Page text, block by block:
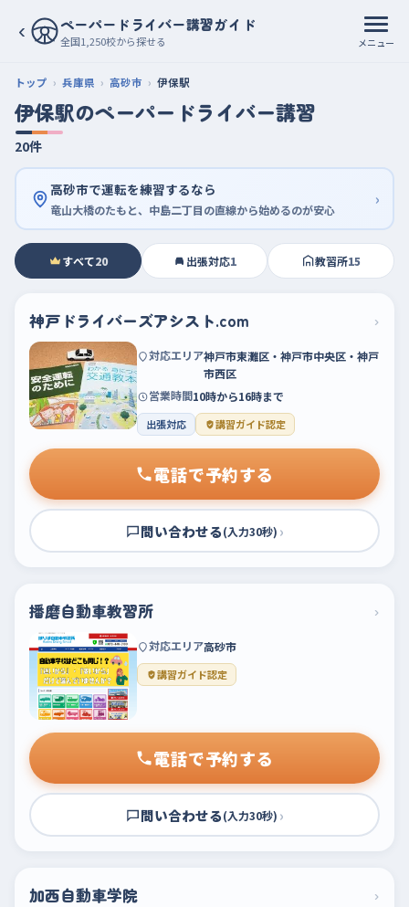
‹ ペーパードライバー講習ガイド
全国1,250校から探せる メニュー
トップ 兵庫県 高砂市 伊保駅
伊保駅のペーパードライバー講習
20件
高砂市で運転を練習するなら
竜山大橋のたもと、中島二丁目の直線から始めるのが安心 ›
すべて20 出張対応1 教習所15
神戸ドライバーズアシスト.com ›
対応エリア神戸市東灘区・神戸市中央区・神戸
市西区
営業時間10時から16時まで
出張対応 講習ガイド認定
電話で予約する
問い合わせる(入力30秒) ›
播磨自動車教習所 ›
対応エリア高砂市
講習ガイド認定
電話で予約する
問い合わせる(入力30秒) ›
加西自動車学院 ›